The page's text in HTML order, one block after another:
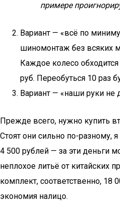
примере
Вариант — «всё по
шиномонтаж без всяких
Каждое колесо
руб. Переобуться 10 раз
Вариант — «наши руки не
Прежде всего, нужно купить
Стоят они сильно по-разному,
4 500 рублей — за эти деньги
неплохое литьё от китайских
комплект, соответственно, 18
экономия налицо.